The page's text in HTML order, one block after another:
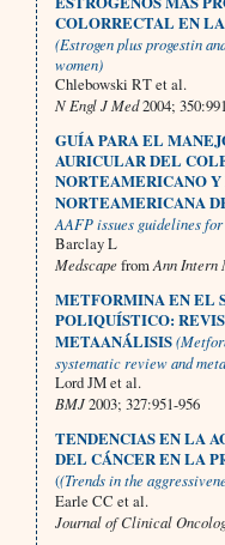
COLORRECTAL EN
(Estrogen plus progestin
women)
Chlebowski RT et al.
N Engl J Med2004;
GUÍA PARA EL
AURICULAR DEL
NORTEAMERICANO
NORTEAMERICANA
AAFP issues guidelines
Barclay L
MedscapefromAnn Intern
METFORMINA EN EL
POLIQUÍSTICO:
METAANÁLISIS
systematic review and
Lord JM et al.
BMJ2003; 327:951-956
TENDENCIAS EN LA
DEL CÁNCER EN LA
((Trends in the
Earle CC et al.
Journal of Clinical